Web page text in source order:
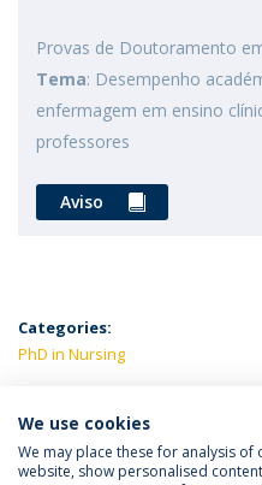
Provas de Doutoramento
Tema: Desempenho
enfermagem em ensino
professores
Aviso
Categories:
PhD in Nursing
LATEST NEWS
We use cookies
We may place these for analysis
website, show personalised